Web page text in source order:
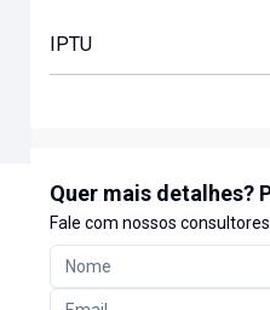
IPTU
Quer mais detalhes?
Fale com nossos consultores